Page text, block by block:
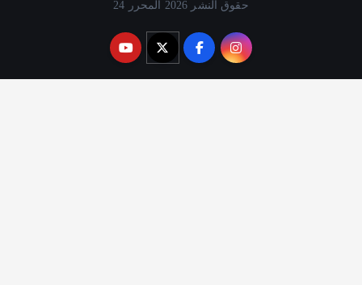
حقوق النشر 2026 المحرر 24